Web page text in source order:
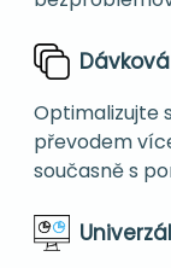
Optimalizujte
převodem
současně s